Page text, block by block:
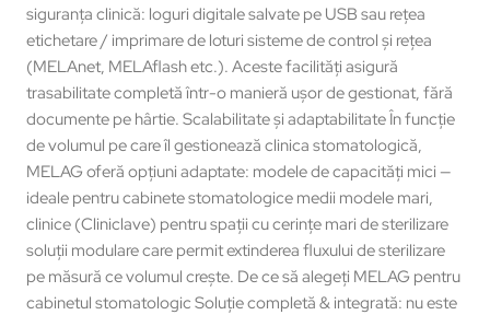
siguranța clinică: loguri digitale salvate pe USB sau rețea
etichetare / imprimare de loturi sisteme de control și rețea
(MELAnet, MELAflash etc.). Aceste facilități asigură
trasabilitate completă într-o manieră ușor de gestionat, fără
documente pe hârtie. Scalabilitate și adaptabilitate În funcție
de volumul pe care îl gestionează clinica stomatologică,
MELAG oferă opțiuni adaptate: modele de capacități mici —
ideale pentru cabinete stomatologice medii modele mari,
clinice (Cliniclave) pentru spații cu cerințe mari de sterilizare
soluții modulare care permit extinderea fluxului de sterilizare
pe măsură ce volumul crește. De ce să alegeți MELAG pentru
cabinetul stomatologic Soluție completă & integrată: nu este